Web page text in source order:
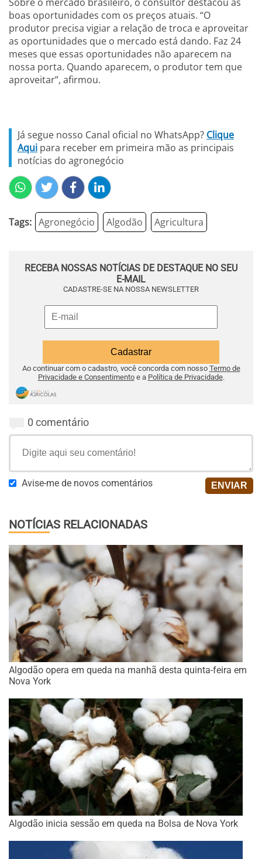
boas oportunidades com os preços atuais. “O
produtor precisa vigiar a relação de troca e aproveitar
as oportunidades que o mercado está dando. Faz 24
meses que essas oportunidades não aparecem na
nossa porta. Quando aparecem, o produtor tem que
aproveitar”, afirmou.
Já segue nosso Canal oficial no WhatsApp? Clique
Aqui para receber em primeira mão as principais
notícias do agronegócio
Tags: Agronegócio Algodão Agricultura
RECEBA NOSSAS NOTÍCIAS DE DESTAQUE NO SEU
E-MAIL
CADASTRE-SE NA NOSSA NEWSLETTER
Ao continuar com o cadastro, você concorda com nosso Termo de
Privacidade e Consentimentoe a Política de Privacidade.
0 comentário
Avise-me de novos comentários
NOTÍCIAS RELACIONADAS
Algodão opera em queda na manhã desta quinta-feira em
Nova York
Algodão inicia sessão em queda na Bolsa de Nova York